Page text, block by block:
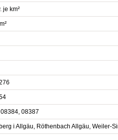
je km²
08387
i Allgäu, Röthenbach Allgäu, Weiler-